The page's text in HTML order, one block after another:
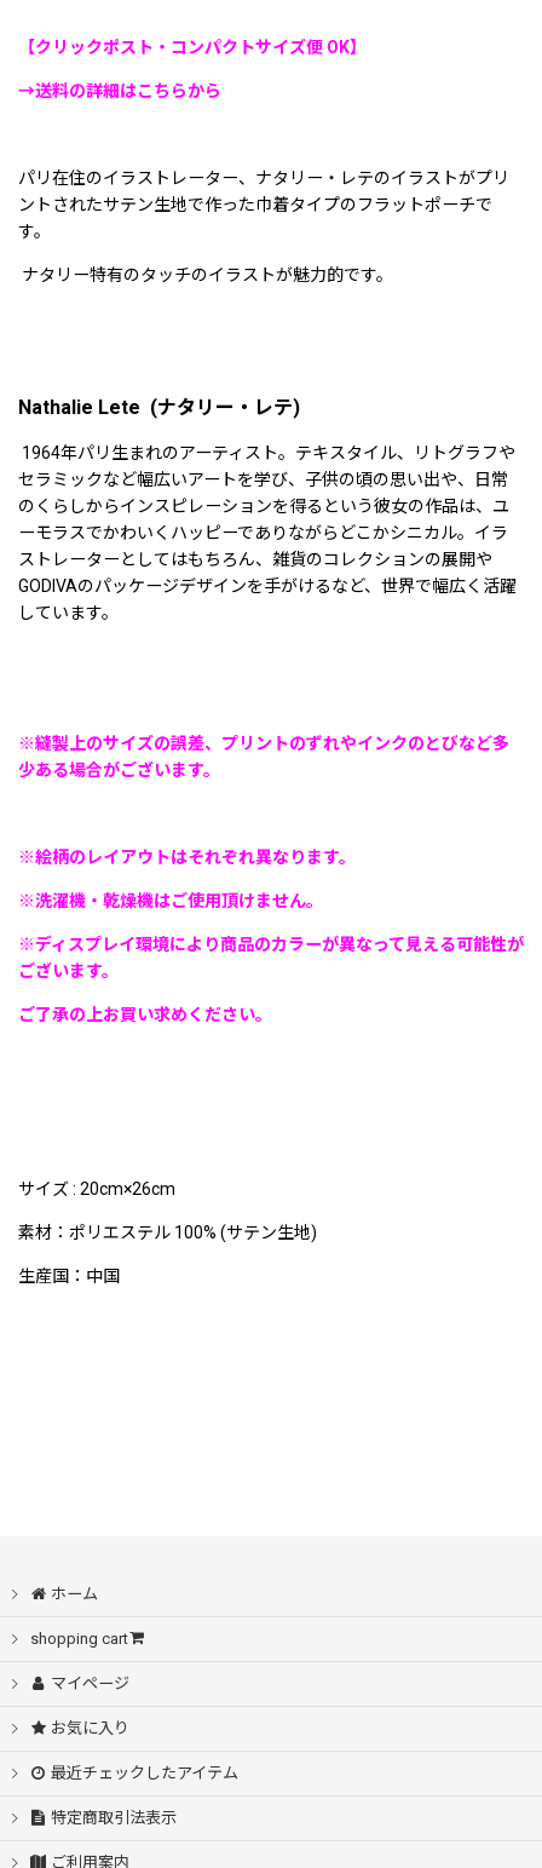
【クリックポスト・コンパクトサイズ便 OK】
→送料の詳細はこちらから
パリ在住のイラストレーター、ナタリー・レテのイラストがプリ
ントされたサテン生地で作った巾着タイプのフラットポーチで
す。
ナタリー特有のタッチのイラストが魅力的です。
Nathalie Lete (ナタリー・レテ)
1964年パリ生まれのアーティスト。テキスタイル、リトグラフや
セラミックなど幅広いアートを学び、子供の頃の思い出や、日常
のくらしからインスピレーションを得るという彼女の作品は、ユ
ーモラスでかわいくハッピーでありながらどこかシニカル。イラ
ストレーターとしてはもちろん、雑貨のコレクションの展開や
GODIVAのパッケージデザインを手がけるなど、世界で幅広く活躍
しています。
※縫製上のサイズの誤差、プリントのずれやインクのとびなど多
少ある場合がございます。
※絵柄のレイアウトはそれぞれ異なります。
※洗濯機・乾燥機はご使用頂けません。
※ディスプレイ環境により商品のカラーが異なって見える可能性が
ございます。
ご了承の上お買い求めください。
サイズ : 20cm×26cm
素材：ポリエステル 100% (サテン生地)
生産国：中国
ホーム
shopping cart
マイページ
お気に入り
最近チェックしたアイテム
特定商取引法表示
ご利用案内